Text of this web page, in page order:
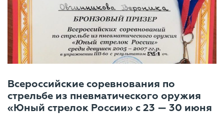
Всероссийские соревнования по
стрельбе из пневматического оружия
«Юный стрелок России» с 23 — 30 июня